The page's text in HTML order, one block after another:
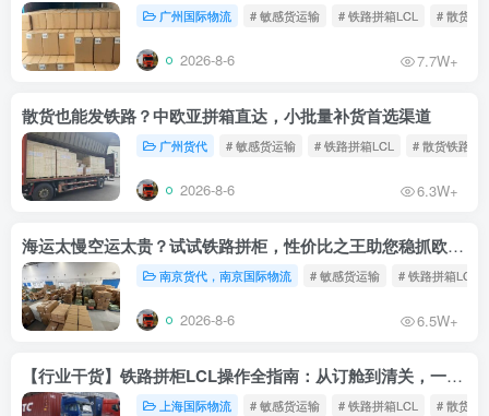
广州国际物流 # 敏感货运输 # 铁路拼箱LCL # 散货铁
2026-8-6 7.7W+
散货也能发铁路？中欧亚拼箱直达，小批量补货首选渠道
广州货代 # 敏感货运输 # 铁路拼箱LCL # 散货铁路
2026-8-6 6.3W+
海运太慢空运太贵？试试铁路拼柜，性价比之王助您稳抓欧洲市场
南京货代，南京国际物流 # 敏感货运输 # 铁路拼箱LCL
2026-8-6 6.5W+
【行业干货】铁路拼柜LCL操作全指南：从订舱到清关，一文读懂
上海国际物流 # 敏感货运输 # 铁路拼箱LCL # 散货铁